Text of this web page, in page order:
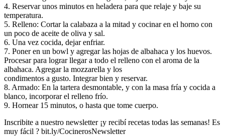
4. Reservar unos minutos en heladera para que relaje y baje su
temperatura.
5. Relleno: Cortar la calabaza a la mitad y cocinar en el horno con
un poco de aceite de oliva y sal.
6. Una vez cocida, dejar enfriar.
7. Poner en un bowl y agregar las hojas de albahaca y los huevos.
Procesar para lograr llegar a todo el relleno con el aroma de la
albahaca. Agregar la mozzarella y los
condimentos a gusto. Integrar bien y reservar.
8. Armado: En la tartera desmontable, y con la masa fría y cocida a
blanco, incorporar el relleno frío.
9. Hornear 15 minutos, o hasta que tome cuerpo.
Inscribite a nuestro newsletter ¡y recibí recetas todas las semanas! Es
muy fácil ? bit.ly/CocinerosNewsletter